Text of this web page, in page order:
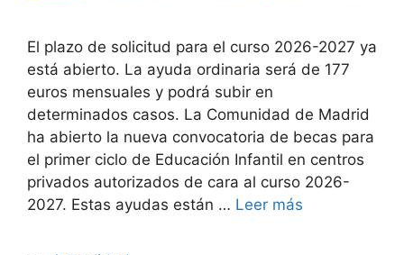
El plazo de solicitud para el curso 2026-2027 ya
está abierto. La ayuda ordinaria será de 177
euros mensuales y podrá subir en
determinados casos. La Comunidad de Madrid
ha abierto la nueva convocatoria de becas para
el primer ciclo de Educación Infantil en centros
privados autorizados de cara al curso 2026-
2027. Estas ayudas están … Leer más